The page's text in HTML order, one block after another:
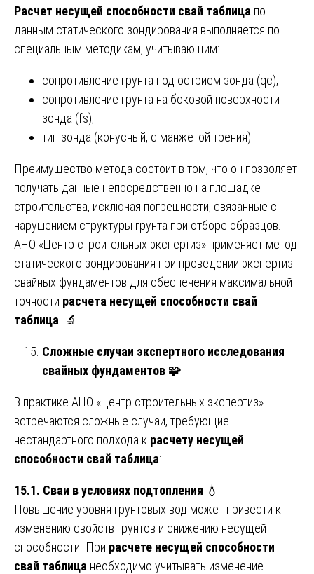
Расчет несущей способности свай таблица по
данным статического зондирования выполняется по
специальным методикам, учитывающим:
сопротивление грунта под острием зонда (qc);
сопротивление грунта на боковой поверхности
зонда (fs);
тип зонда (конусный, с манжетой трения).
Преимущество метода состоит в том, что он позволяет
получать данные непосредственно на площадке
строительства, исключая погрешности, связанные с
нарушением структуры грунта при отборе образцов.
АНО «Центр строительных экспертиз» применяет метод
статического зондирования при проведении экспертиз
свайных фундаментов для обеспечения максимальной
точности расчета несущей способности свай
таблица . 🔬
Сложные случаи экспертного исследования
свайных фундаментов 🧩
В практике АНО «Центр строительных экспертиз»
встречаются сложные случаи, требующие
нестандартного подхода к расчету несущей
способности свай таблица:
15.1. Сваи в условиях подтопления 💧
Повышение уровня грунтовых вод может привести к
изменению свойств грунтов и снижению несущей
способности. При расчете несущей способности
свай таблица необходимо учитывать изменение